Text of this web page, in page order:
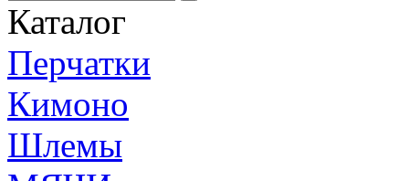
Каталог
Перчатки
Кимоно
Шлемы